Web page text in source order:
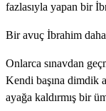
fazlasıyla yapan bir
Bir avuç İbrahim
Onlarca sınavdan
Kendi başına dimdik
ayağa kaldırmış bir